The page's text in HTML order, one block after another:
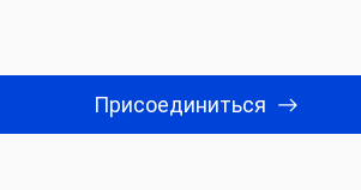
Присоединиться